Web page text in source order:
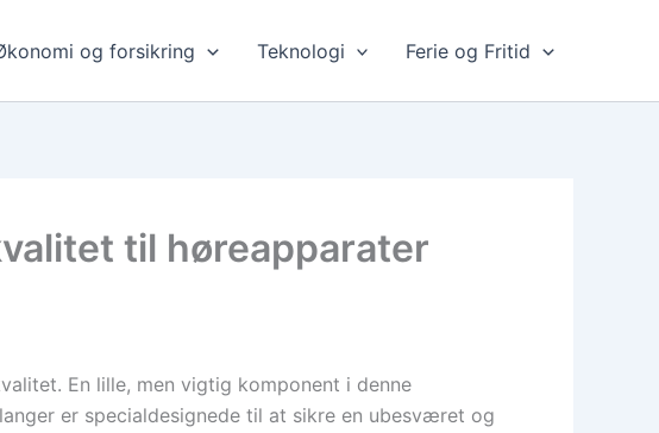
og forsikring Teknologi Ferie og Fritid
til høreapparater
En lille, men vigtig komponent i denne
er specialdesignede til at sikre en ubesværet og